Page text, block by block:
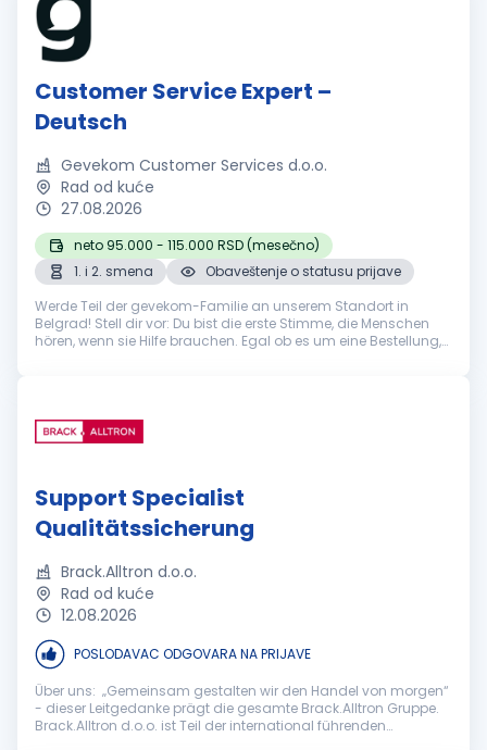
Customer Service Expert –
Deutsch
Gevekom Customer Services d.o.o.
Rad od kuće
27.08.2026
neto 95.000 - 115.000 RSD (mesečno)
1. i 2. smena
Obaveštenje o statusu prijave
Werde Teil der gevekom-Familie an unserem Standort in
Belgrad! Stell dir vor: Du bist die erste Stimme, die Menschen
hören, wenn sie Hilfe brauchen. Egal ob es um eine Bestellung,
Support Specialist
Qualitätssicherung
Brack.Alltron d.o.o.
Rad od kuće
12.08.2026
POSLODAVAC ODGOVARA NA PRIJAVE
Über uns: „Gemeinsam gestalten wir den Handel von morgen“
- dieser Leitgedanke prägt die gesamte Brack.Alltron Gruppe.
Brack.Alltron d.o.o. ist Teil der international führenden